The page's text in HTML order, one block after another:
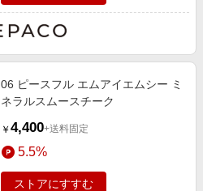
06 ピースフル エムアイエムシー ミ
ネラルスムースチーク
￥ 4,400+送料固定
5.5%
ストアにすすむ